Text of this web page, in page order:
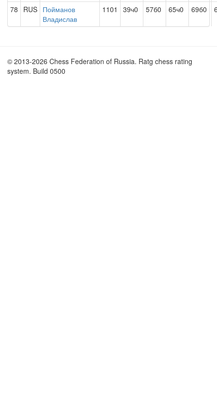
78 RUS Пойманов
Владислав
1101 39ч0 57б0 65ч0 69б0
© 2013-2026 Chess Federation of Russia. Ratg chess rating
system. Build 0500